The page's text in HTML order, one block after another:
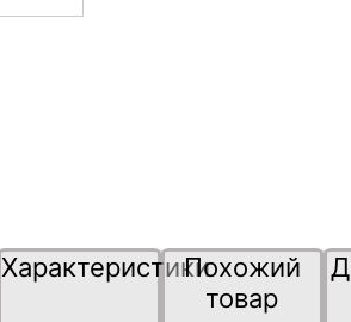
ХарактеристикиПохожий
товар